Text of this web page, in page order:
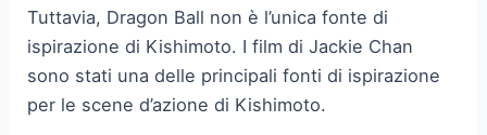
Tuttavia, Dragon Ball non è l’unica fonte di
ispirazione di Kishimoto. I film di Jackie Chan
sono stati una delle principali fonti di ispirazione
per le scene d’azione di Kishimoto.